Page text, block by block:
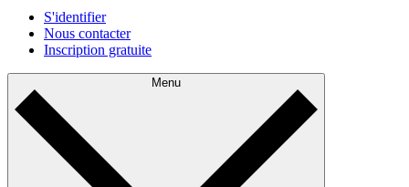
S'identifier
Nous contacter
Inscription gratuite
Menu